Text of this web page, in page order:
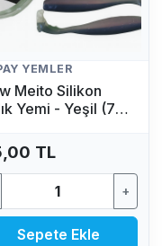
YEMLER
Meito Silikon
Yemi - Yeşil (7
TL
+
Sepete Ekle